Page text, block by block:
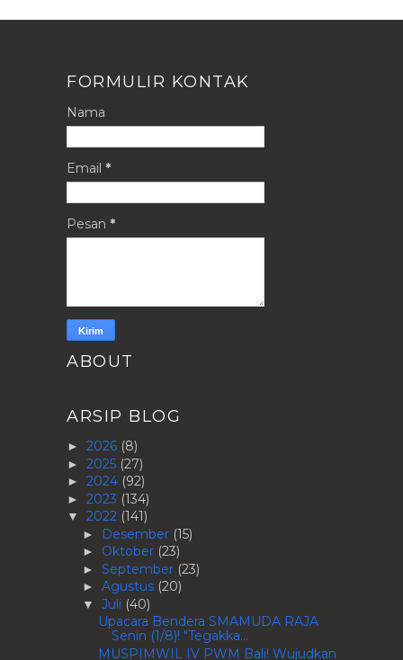
FORMULIR KONTAK
Nama
Email *
Pesan *
ABOUT
ARSIP BLOG
► 2026 (8)
► 2025 (27)
► 2024 (92)
► 2023 (134)
▼ 2022 (141)
► Desember (15)
► Oktober (23)
► September (23)
► Agustus (20)
▼ Juli (40)
Upacara Bendera SMAMUDA RAJA
Senin (1/8)! "Tegakka...
MUSPIMWIL IV PWM Bali! Wujudkan